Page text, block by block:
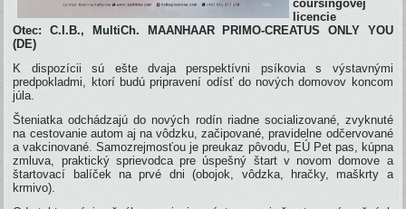
coursingovej
licencie
Otec: C.I.B., MultiCh. MAANHAAR PRIMO-CREATUS ONLY YOU
(DE)
K dispozícii sú ešte dvaja perspektívni psíkovia s výstavnými
predpokladmi, ktorí budú pripravení odísť do nových domovov koncom
júla.
Šteniatka odchádzajú do nových rodín riadne socializované, zvyknuté
na cestovanie autom aj na vôdzku, začipované, pravidelne odčervované
a vakcinované. Samozrejmosťou je preukaz pôvodu, EÚ Pet pas, kúpna
zmluva, praktický sprievodca pre úspešný štart v novom domove a
štartovací balíček na prvé dni (obojok, vôdzka, hračky, maškrty a
krmivo).